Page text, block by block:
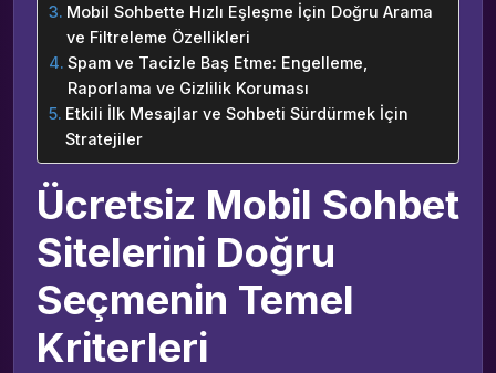
Mobil Sohbette Hızlı Eşleşme İçin Doğru Arama
ve Filtreleme Özellikleri
Spam ve Tacizle Baş Etme: Engelleme,
Raporlama ve Gizlilik Koruması
Etkili İlk Mesajlar ve Sohbeti Sürdürmek İçin
Stratejiler
Ücretsiz Mobil Sohbet
Sitelerini Doğru
Seçmenin Temel
Kriterleri